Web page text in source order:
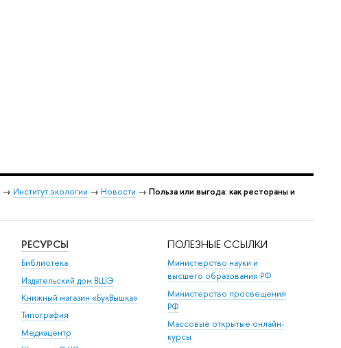
→ Институт экологии → Новости → Польза или выгода: как рестораны и
РЕСУРСЫ
Библиотека
Издательский дом ВШЭ
Книжный магазин «БукВышка»
Типография
Медиацентр
ПОЛЕЗНЫЕ ССЫЛКИ
Министерство науки и
высшего образования РФ
Министерство просвещения
РФ
Массовые открытые онлайн-
курсы